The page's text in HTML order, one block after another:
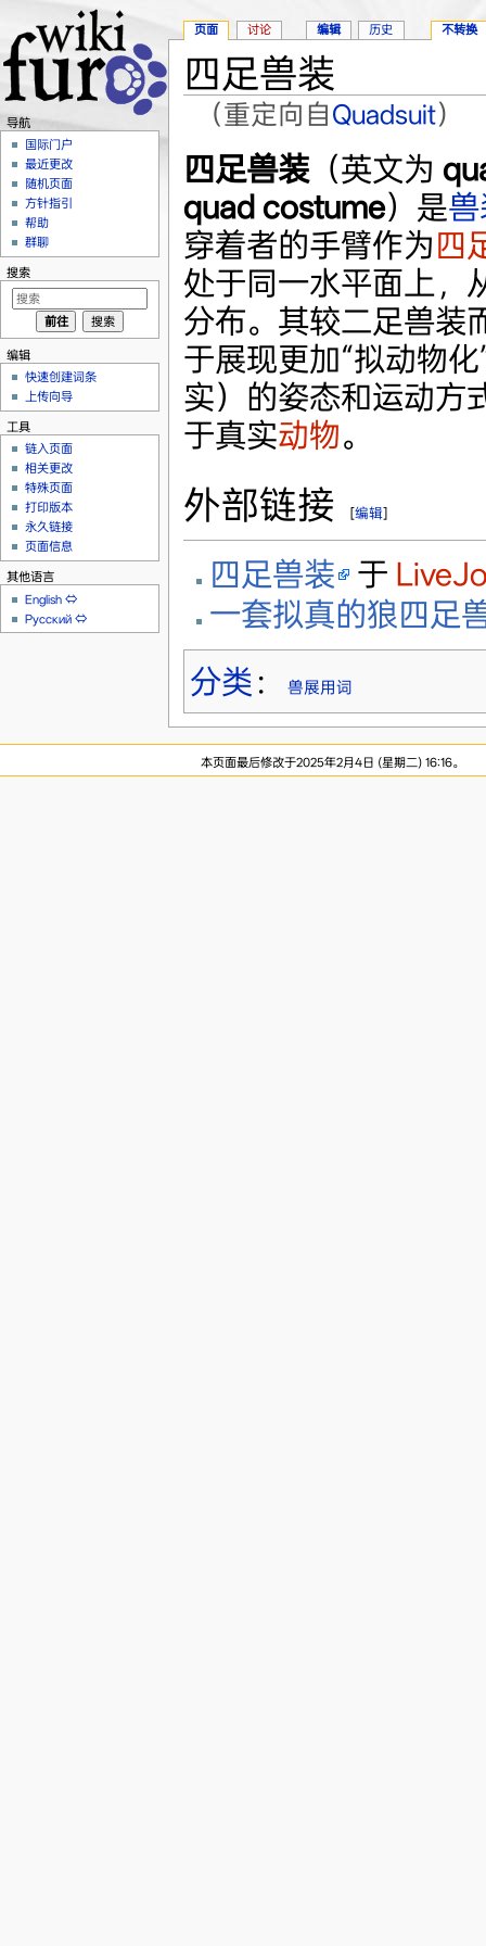
四足兽装
（重定向自Quadsuit）
四足兽装（英文为
quad costume）是
穿着者的手臂作为四
处于同一水平面上，
分布。其较二足兽装
于展现更加“拟动物
实）的姿态和运动方
于真实动物。
外部链接 [编辑]
四足兽装 于
一套拟真的狼四足
分类 ： 兽展用词
页面 讨论 编辑 历史 不转换
导航
国际门户
最近更改
随机页面
方针指引
帮助
群聊
搜索
编辑
快速创建词条
上传向导
工具
链入页面
相关更改
特殊页面
打印版本
永久链接
页面信息
其他语言
English ⇔
Русский ⇔
本页面最后修改于2025年2月4日 (星期二) 16:16。